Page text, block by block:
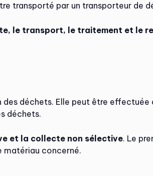
transporté par un transporteur de
le transport, le traitement et le
des déchets. Elle peut être
déchets.
et la collecte non sélective. Le
matériau concerné.